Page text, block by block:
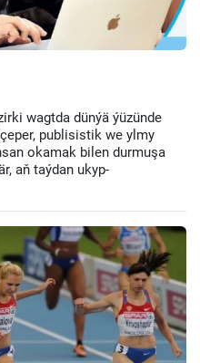
wagtda dünýä ýüzünde
publisistik we ylmy
okamak bilen durmuşa
aň taýdan ukyp-